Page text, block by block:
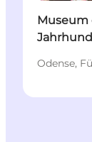
Museum
Odense,